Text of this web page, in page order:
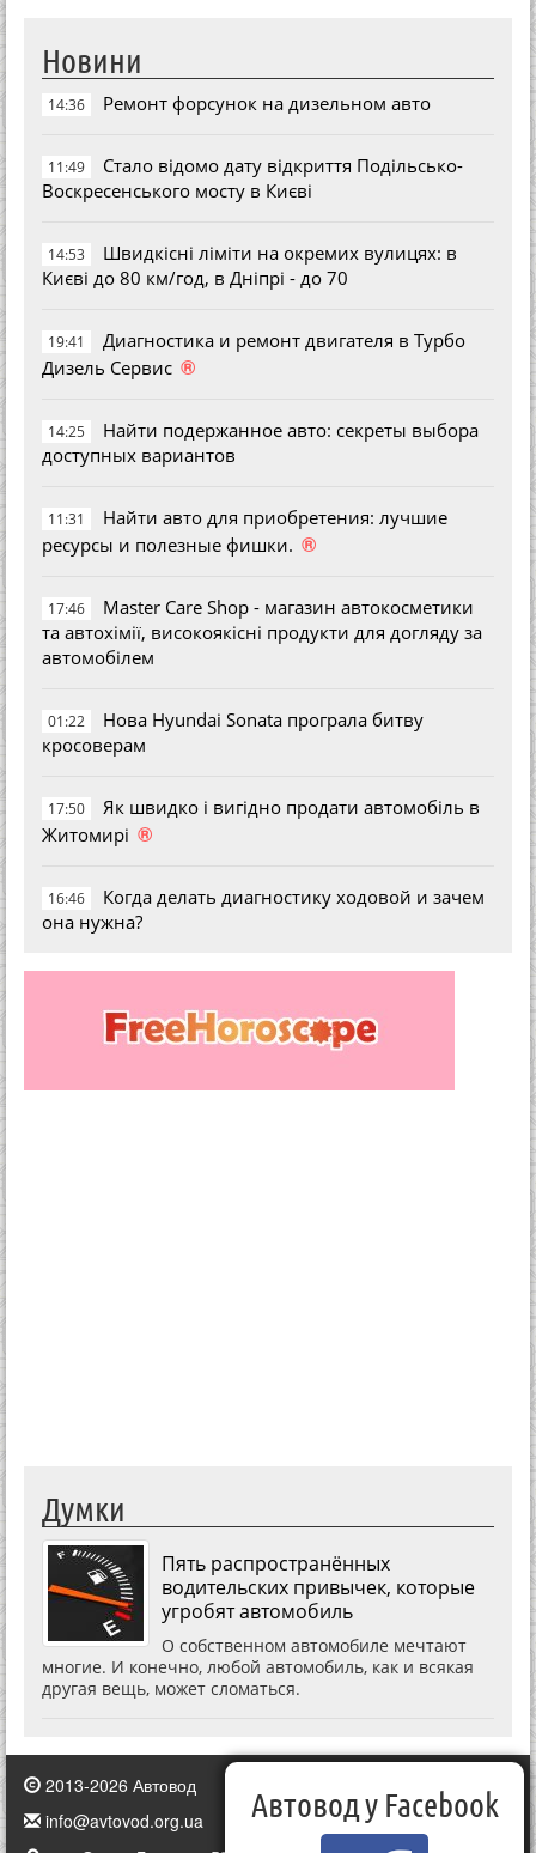
Новини
14:36 Ремонт форсунок на дизельном авто
11:49
Стало відомо дату відкриття Подільсько-
Воскресенського мосту в Києві
14:53
Швидкісні ліміти на окремих вулицях: в
Києві до 80 км/год, в Дніпрі - до 70
19:41
Диагностика и ремонт двигателя в Турбо
Дизель Сервис ®
14:25
Найти подержанное авто: секреты выбора
доступных вариантов
11:31
Найти авто для приобретения: лучшие
ресурсы и полезные фишки. ®
17:46
Master Care Shop - магазин автокосметики
та автохімії, високоякісні продукти для догляду за
автомобілем
01:22
Нова Hyundai Sonata програла битву
кросоверам
17:50
Як швидко і вигідно продати автомобіль в
Житомирі ®
16:46
Когда делать диагностику ходовой и зачем
она нужна?
Думки
Пять распространённых
водительских привычек, которые
угробят автомобиль
О собственном автомобиле мечтают
многие. И конечно, любой автомобиль, как и всякая
другая вещь, может сломаться.
2013-2026 Автовод
info@avtovod.org.ua
Автовод у Facebook